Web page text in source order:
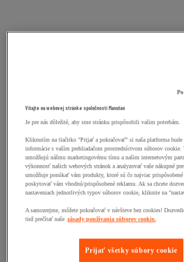
Vitajte na webovej stránke spoločnosti Manutan
Je pre nás dôležité, aby sme stránku prispôsobili vašim potrebám.
Kliknutím na tlačitko "Prijať a pokračovať" si naša platforma
informácie s vaším prehliadačom prostredníctvom súborov
umožňujú nášmu marketingovému tímu a našim internetovým
výkonnosť našich webových stránok a analyzovať vaše nákupné
umožňuje ponúkať vám produkty, ktoré sú čo najviac
poskytovať vám vhodnú/prispôsobené reklamu. Ak sa chcete
nastaveniach jednotlivých typov súborov cookie, kliknite na
A samozrejme, môžete pokračovať v návšteve bez cookies!
tiež prečítať naše zásady používania súborov cookie.
Prijať všetky súbory cookie